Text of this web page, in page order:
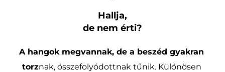
Hallja,
de nem érti?
A hangok megvannak, de a beszéd gyakran
torznak, összefolyódottnak tűnik. Különösen